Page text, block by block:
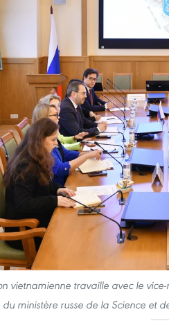
vietnamienne travaille avec le
du ministère russe de la Science et